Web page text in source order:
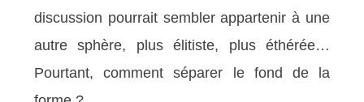
discussion pourrait sembler appartenir à une
autre sphère, plus élitiste, plus éthérée…
Pourtant, comment séparer le fond de la